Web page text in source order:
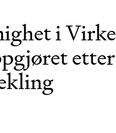
i
etter